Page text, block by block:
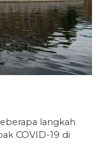
langkah
COVID-19 di